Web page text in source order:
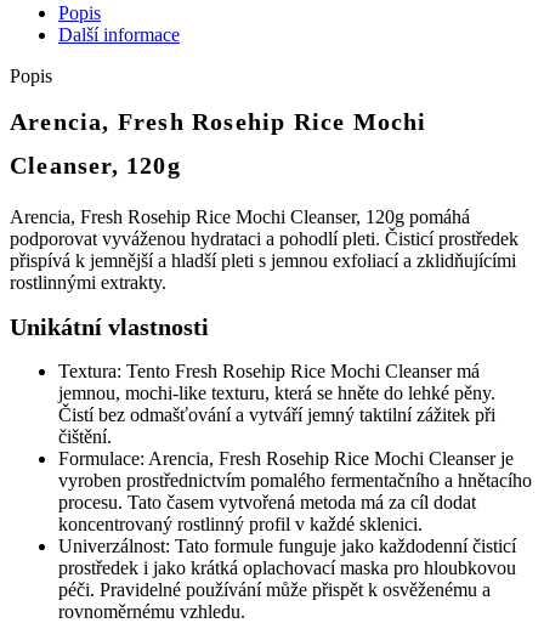
Popis
Další informace
Popis
Arencia, Fresh Rosehip Rice Mochi
Cleanser, 120g
Arencia, Fresh Rosehip Rice Mochi Cleanser, 120g pomáhá
podporovat vyváženou hydrataci a pohodlí pleti. Čisticí prostředek
přispívá k jemnější a hladší pleti s jemnou exfoliací a zklidňujícími
rostlinnými extrakty.
Unikátní vlastnosti
Textura: Tento Fresh Rosehip Rice Mochi Cleanser má
jemnou, mochi-like texturu, která se hněte do lehké pěny.
Čistí bez odmašťování a vytváří jemný taktilní zážitek při
čištění.
Formulace: Arencia, Fresh Rosehip Rice Mochi Cleanser je
vyroben prostřednictvím pomalého fermentačního a hnětacího
procesu. Tato časem vytvořená metoda má za cíl dodat
koncentrovaný rostlinný profil v každé sklenici.
Univerzálnost: Tato formule funguje jako každodenní čisticí
prostředek i jako krátká oplachovací maska pro hloubkovou
péči. Pravidelné používání může přispět k osvěženému a
rovnoměrnému vzhledu.